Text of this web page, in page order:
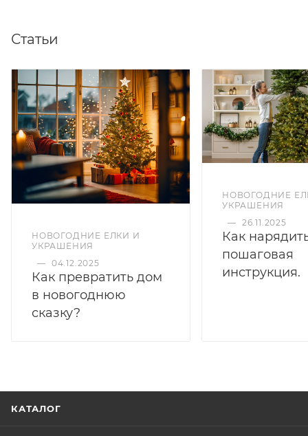
Статьи
НОВОГОДНИЕ ЕЛКИ И
УКРАШЕНИЯ
— 04.12.2025
Как превратить дом
в новогоднюю
сказку?
НОВОГОДНИЕ
УКРАШЕНИЯ
— 26.11.2025
Как
пошаговая
инструкция.
КАТАЛОГ